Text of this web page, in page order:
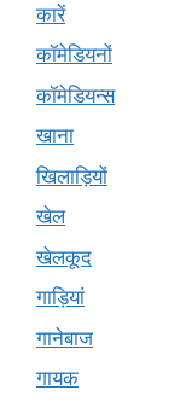
कारें
कॉमेडियनों
कॉमेडियन्स
खाना
खिलाड़ियों
खेल
खेलकूद
गाड़ियां
गानेबाज
गायक